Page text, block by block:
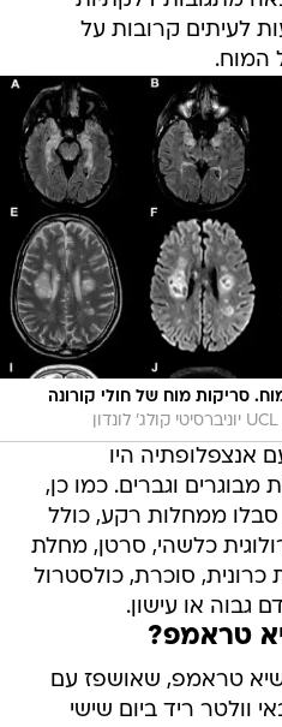
לעיתים קרובות על
המוח.
סריקות מוח של חולי קורונה
עם אנצפלופתיה היו
מבוגרים וגברים. כמו כן,
סבלו ממחלות רקע, כולל
כלשהי, סרטן, מחלת
כרונית, סוכרת, כולסטרול
גבוה או עישון.
טראמפ?
טראמפ, שאושפז עם
וולטר ריד ביום שישי